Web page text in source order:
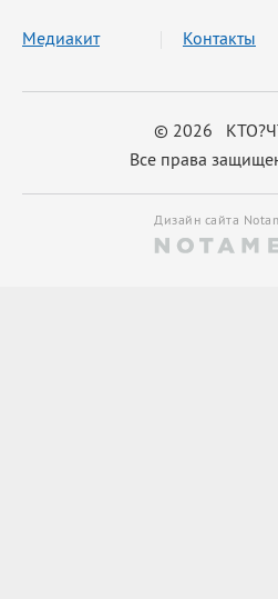
© 2026
Все права
Медиакит Контакты
Дизайн сайта